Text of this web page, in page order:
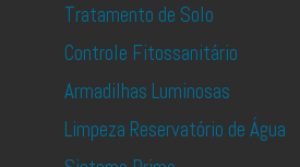
Tratamento de Solo
Controle Fitossanitário
Armadilhas Luminosas
Limpeza Reservatório de Água